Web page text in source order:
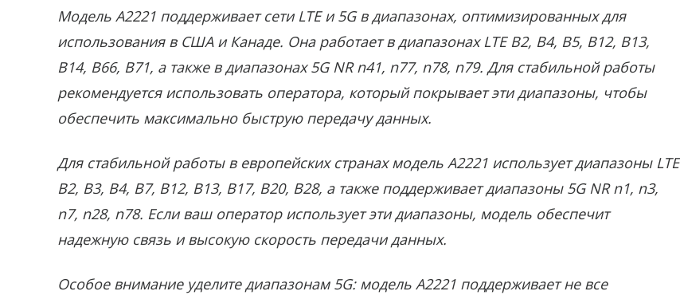
Модель A2221 поддерживает сети LTE и 5G в диапазонах, оптимизированных для
использования в США и Канаде. Она работает в диапазонах LTE B2, B4, B5, B12, B13,
B14, B66, B71, а также в диапазонах 5G NR n41, n77, n78, n79. Для стабильной работы
рекомендуется использовать оператора, который покрывает эти диапазоны, чтобы
обеспечить максимально быструю передачу данных.
Для стабильной работы в европейских странах модель A2221 использует диапазоны LTE
B2, B3, B4, B7, B12, B13, B17, B20, B28, а также поддерживает диапазоны 5G NR n1, n3,
n7, n28, n78. Если ваш оператор использует эти диапазоны, модель обеспечит
надежную связь и высокую скорость передачи данных.
Особое внимание уделите диапазонам 5G: модель A2221 поддерживает не все